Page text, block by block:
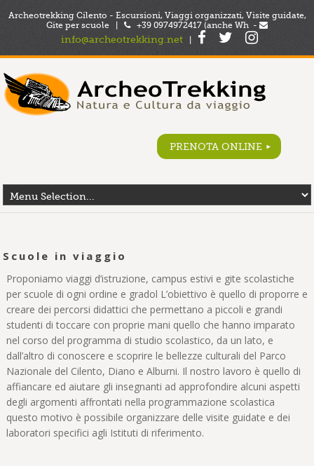
Archeotrekking Cilento - Escursioni, Viaggi organizzati, Visite guidate,
Gite per scuole |
+39 0974972417 (anche Wh -
info@archeotrekking.net|
PRENOTA ONLINE
Scuole in viaggio
Proponiamo viaggi d’istruzione, campus estivi e gite scolastiche
per scuole di ogni ordine e gradol L’obiettivo è quello di proporre e
creare dei percorsi didattici che permettano a piccoli e grandi
studenti di toccare con proprie mani quello che hanno imparato
nel corso del programma di studio scolastico, da un lato, e
dall’altro di conoscere e scoprire le bellezze culturali del Parco
Nazionale del Cilento, Diano e Alburni. Il nostro lavoro è quello di
affiancare ed aiutare gli insegnanti ad approfondire alcuni aspetti
degli argomenti affrontati nella programmazione scolastica
questo motivo è possibile organizzare delle visite guidate e dei
laboratori specifici agli Istituti di riferimento.